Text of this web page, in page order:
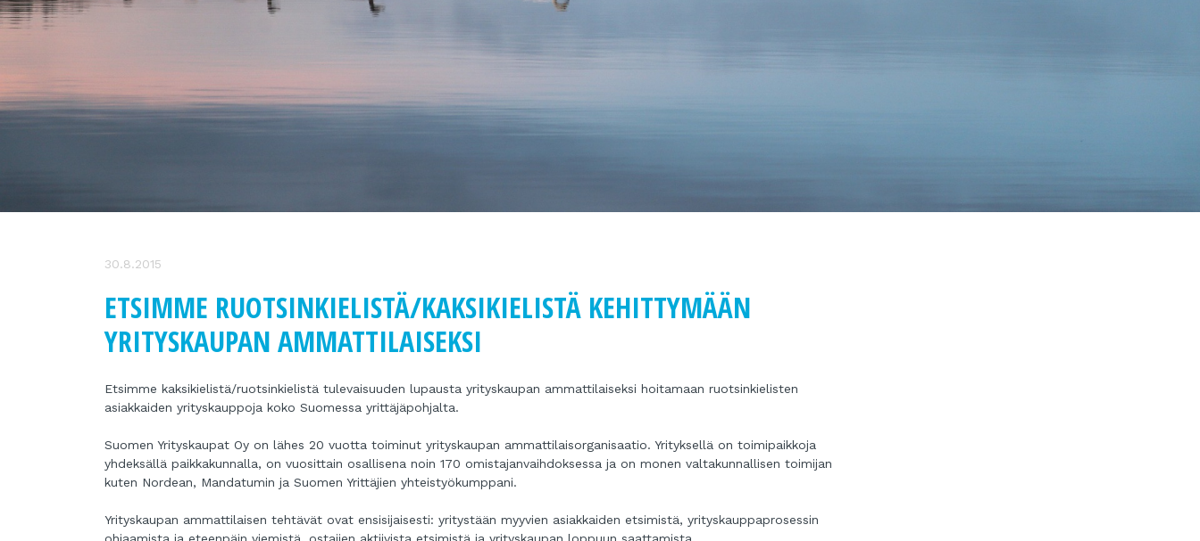
30.8.2015
ETSIMME RUOTSINKIELISTÄ/KAKSIKIELISTÄ KEHITTYMÄÄN
YRITYSKAUPAN AMMATTILAISEKSI
Etsimme kaksikielistä/ruotsinkielistä tulevaisuuden lupausta yrityskaupan ammattilaiseksi hoitamaan ruotsinkielisten
asiakkaiden yrityskauppoja koko Suomessa yrittäjäpohjalta.
Suomen Yrityskaupat Oy on lähes 20 vuotta toiminut yrityskaupan ammattilaisorganisaatio. Yrityksellä on toimipaikkoja
yhdeksällä paikkakunnalla, on vuosittain osallisena noin 170 omistajanvaihdoksessa ja on monen valtakunnallisen toimijan
kuten Nordean, Mandatumin ja Suomen Yrittäjien yhteistyökumppani.
Yrityskaupan ammattilaisen tehtävät ovat ensisijaisesti: yritystään myyvien asiakkaiden etsimistä, yrityskauppaprosessin